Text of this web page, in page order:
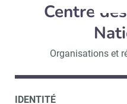
Centre
Organisations et
IDENTITÉ